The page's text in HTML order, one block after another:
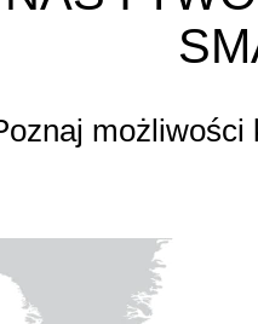
możliwości